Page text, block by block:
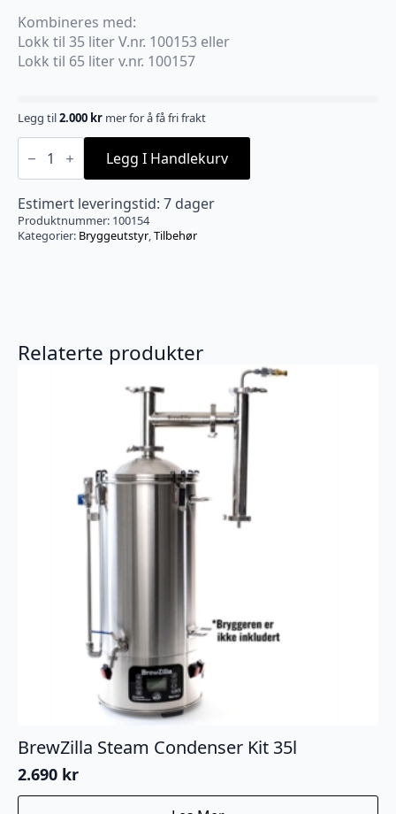
Kombineres med:
Lokk til 35 liter V.nr. 100153 eller
Lokk til 65 liter v.nr. 100157
Legg til2.000 kr mer for å få fri frakt
Brewzilla
Steam
u/lokk
antall
Legg I Handlekurv
Estimert leveringstid: 7 dager
Produktnummer: 100154
Kategorier: Bryggeutstyr,Tilbehør
Relaterte produkter
BrewZilla Steam Condenser Kit 35l
2.690 kr